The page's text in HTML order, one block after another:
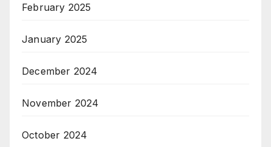
February 2025
January 2025
December 2024
November 2024
October 2024